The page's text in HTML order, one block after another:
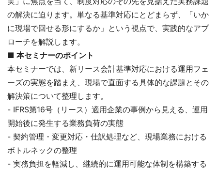
の解決に迫ります。単なる基準対応にとどまらず、「いか
に現場で回せる形にするか」という視点で、実践的なアプ
ローチを解説します。
■ 本セミナーのポイント
本セミナーでは、新リース会計基準対応における運用フェ
ーズの実態を踏まえ、現場で直面する具体的な課題とその
解決策について整理します。
- IFRS第16号（リース）適用企業の事例から見える、運用
開始後に発生する業務負荷の実態
- 契約管理・変更対応・仕訳処理など、現場業務における
ボトルネックの整理
- 実務負担を軽減し、継続的に運用可能な体制を構築する